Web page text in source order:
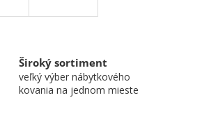
Široký sortiment
veľký výber nábytkového
kovania na jednom mieste